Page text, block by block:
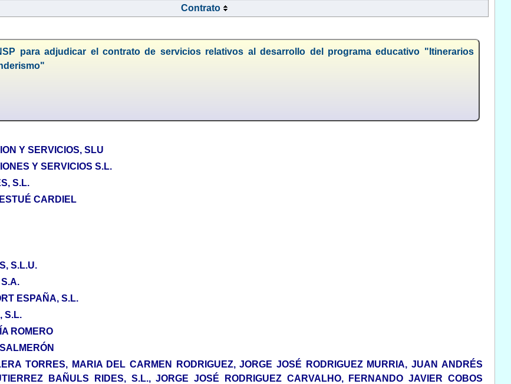
Contrato
para adjudicar el contrato de servicios relativos al desarrollo del programa educativo "Itinerarios
Y SERVICIOS, SLU
Y SERVICIOS S.L.
S.L.
CARDIEL
S.L.U.
ESPAÑA, S.L.
S.L.
ROMERO
TORRES, MARIA DEL CARMEN RODRIGUEZ, JORGE JOSÉ RODRIGUEZ MURRIA, JUAN ANDRÉS
BAÑULS RIDES, S.L., JORGE JOSÉ RODRIGUEZ CARVALHO, FERNANDO JAVIER COBOS